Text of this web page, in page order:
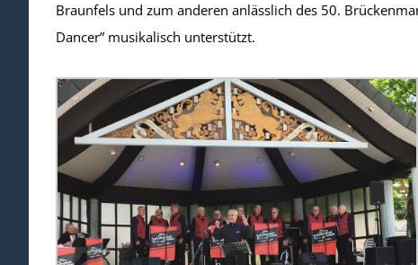
Braunfels und zum anderen anlässlich des 50.
Dancer” musikalisch unterstützt.